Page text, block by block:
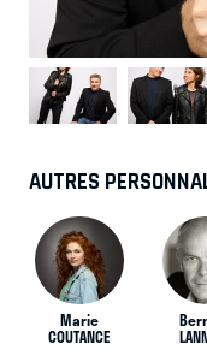
AUTRES
Marie
COUTANCE